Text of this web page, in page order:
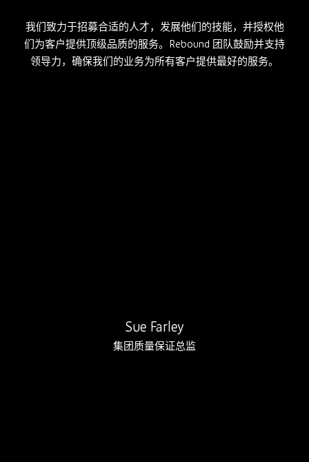
我们致力于招募合适的人才，发展他们的技能，并授权他
们为客户提供顶级品质的服务。 Rebound 团队鼓励并支持
领导力，确保我们的业务为所有客户提供最好的服务。
Sue Farley
集团质量保证总监